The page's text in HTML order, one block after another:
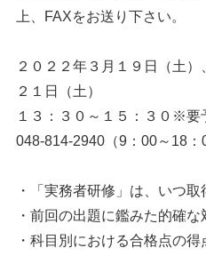
上、FAXをお送り下さい。
２０２２年３月１９日（土
２１日（土）
１３：３０～１５：３０※要
048-814-2940（9：00～18：
・「実務者研修」は、いつ
・前回の出題に鑑みた的確な
・科目別における合格点の得